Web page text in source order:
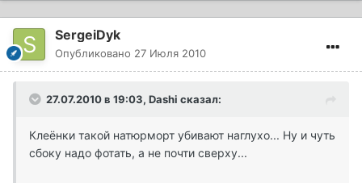
SergeiDyk
Опубликовано 27 Июля 2010
27.07.2010 в 19:03, Dashi сказал:
Клеёнки такой натюрморт убивают наглухо... Ну и чуть
сбоку надо фотать, а не почти сверху...